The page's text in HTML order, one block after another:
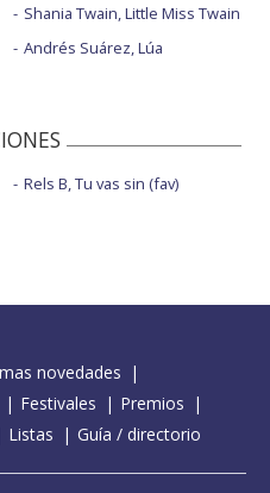
Shania Twain, Little Miss Twain
Andrés Suárez, Lúa
Rels B, Tu vas sin (fav)
novedades
Festivales
Premios
Listas Guía / directorio